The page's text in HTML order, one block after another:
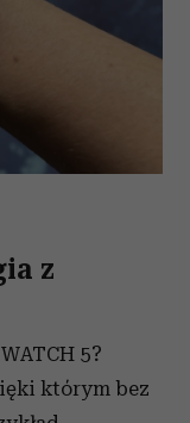
z
5?
którym bez